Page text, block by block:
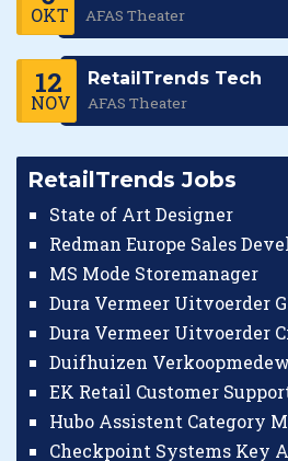
OKT AFAS Theater
12
NOV
RetailTrends Tech
AFAS Theater
RetailTrends Jobs
State of Art Designer
Redman Europe Sales
MS Mode Storemanager
Dura Vermeer Uitvoerder
Dura Vermeer Uitvoerder
Duifhuizen
EK Retail Customer
Hubo Assistent Category